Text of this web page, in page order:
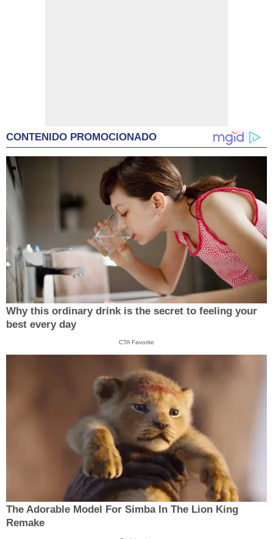
CONTENIDO PROMOCIONADO
Why this ordinary drink is the secret to feeling your
best every day
CTA Favorite
The Adorable Model For Simba In The Lion King
Remake